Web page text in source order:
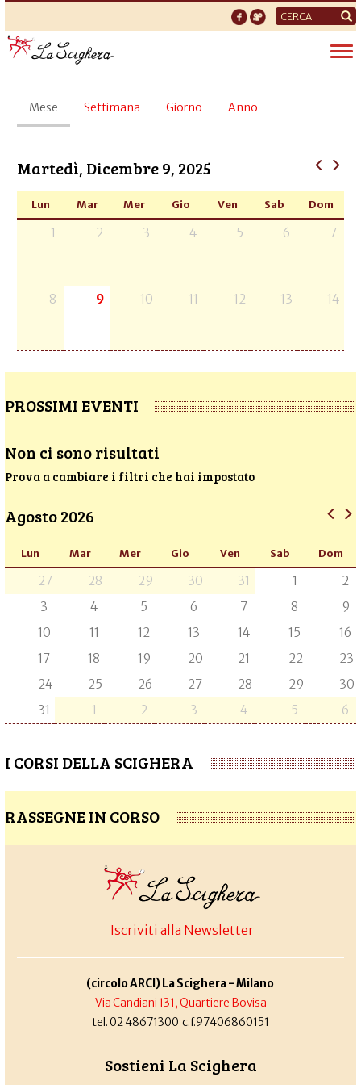
Form
di
ricerca
Schede
primarie
Mese (scheda
attiva)
Settimana Giorno Anno
Martedì, Dicembre 9, 2025
Lun Mar Mer Gio Ven Sab Dom
1 2 3 4 5 6 7
8 9 10 11 12 13 14
PROSSIMI EVENTI
Non ci sono risultati
Prova a cambiare i filtri che hai impostato
Agosto 2026
Lun Mar Mer Gio Ven Sab Dom
27 28 29 30 31 1
2
3
4 5 6 7 8
9
10
11 12 13 14 15
16
17
18 19 20 21 22
23
24
25 26 27 28 29
30
31
1 2 3 4 5 6
I CORSI DELLA SCIGHERA
RASSEGNE IN CORSO
Iscriviti alla Newsletter
(circolo ARCI) La Scighera - Milano
Via Candiani 131, Quartiere Bovisa
tel. 02 48671300 c.f.97406860151
Sostieni La Scighera